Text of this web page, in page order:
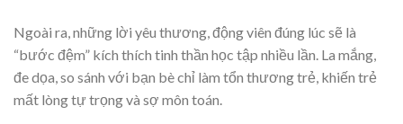
Ngoài ra, những lời yêu thương, động viên đúng lúc sẽ là
“bước đệm” kích thích tinh thần học tập nhiều lần. La mắng,
đe dọa, so sánh với bạn bè chỉ làm tổn thương trẻ, khiến trẻ
mất lòng tự trọng và sợ môn toán.